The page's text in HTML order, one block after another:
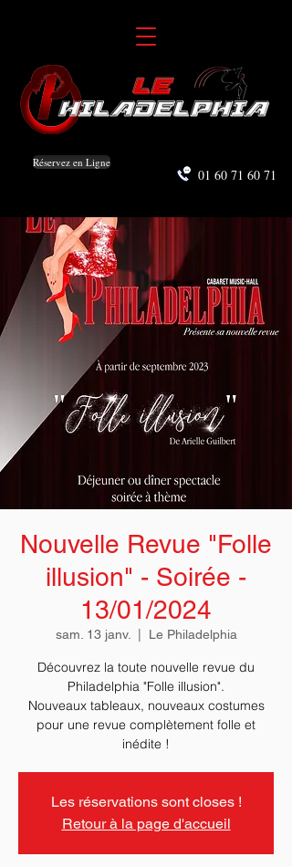
Réservez en Ligne
01 60 71 60 71
Nouvelle Revue "Folle
illusion" - Soirée -
13/01/2024
sam. 13 janv. Le Philadelphia
Découvrez la toute nouvelle revue du
Philadelphia "Folle illusion".
Nouveaux tableaux, nouveaux costumes
pour une revue complètement folle et
Les réservations sont closes !
Retour à la page d'accueil